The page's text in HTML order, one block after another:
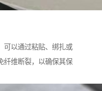
可以通过粘贴、绑扎或
纤维断裂，以确保其保